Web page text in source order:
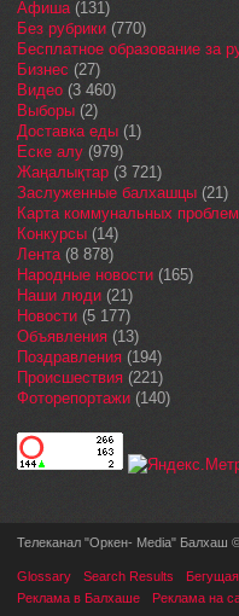
Афиша(131)
Без рубрики (770)
Бесплатное образование за
Бизнес (27)
Видео (3 460)
Выборы (2)
Доставка еды (1)
Еске алу (979)
Жаңалықтар (3 721)
Заслуженные балхашцы (21)
Карта коммунальных проблем
Конкурсы (14)
Лента(8 878)
Народные новости (165)
Наши люди (21)
Новости (5 177)
Объявления (13)
Поздравления (194)
Происшествия (221)
Фоторепортажи (140)
Телеканал "Оркен- Media" Балхаш
Glossary Search Results
Реклама в Балхаше
Реклама на